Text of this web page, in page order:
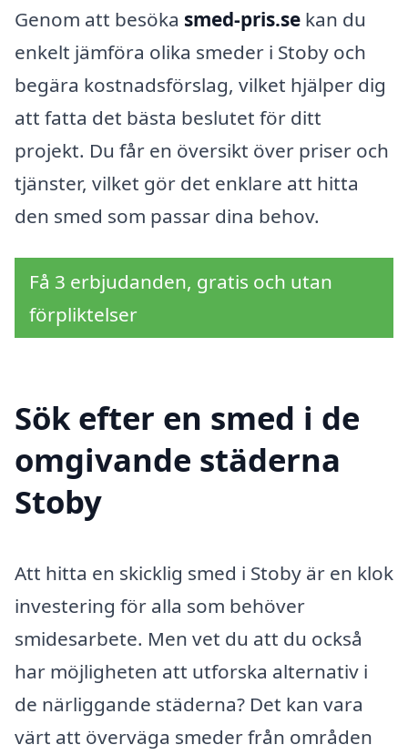
Genom att besöka smed-pris.se kan du
enkelt jämföra olika smeder i Stoby och
begära kostnadsförslag, vilket hjälper dig
att fatta det bästa beslutet för ditt
projekt. Du får en översikt över priser och
tjänster, vilket gör det enklare att hitta
den smed som passar dina behov.
Få 3 erbjudanden, gratis och utan
förpliktelser
Sök efter en smed i de
omgivande städerna
Stoby
Att hitta en skicklig smed i Stoby är en klok
investering för alla som behöver
smidesarbete. Men vet du att du också
har möjligheten att utforska alternativ i
de närliggande städerna? Det kan vara
värt att överväga smeder från områden